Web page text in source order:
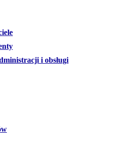
i obsługi